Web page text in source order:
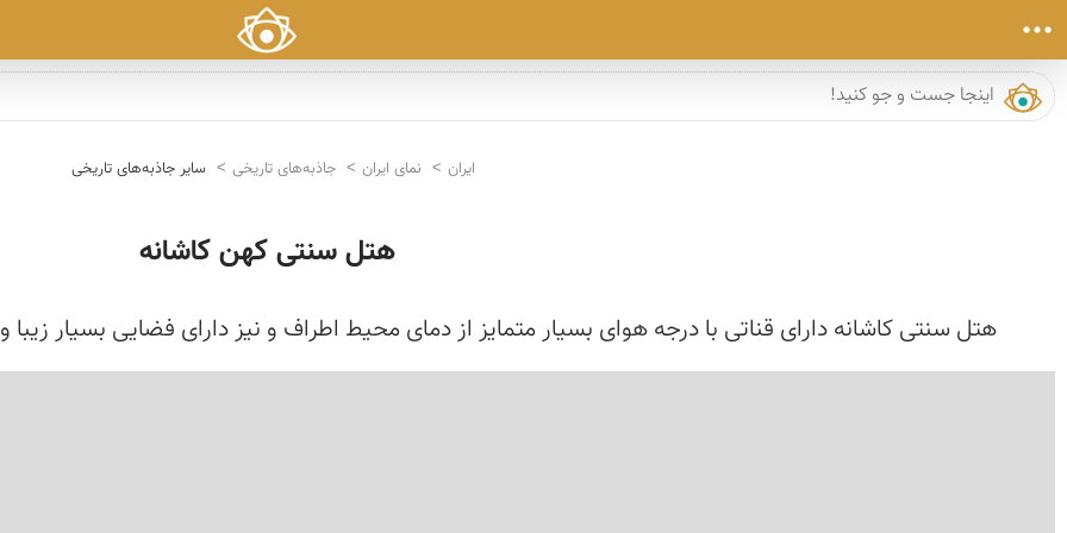
ایران نمای ایران جاذبه‌های تاریخی سایر جاذبه‌های تاریخی
هتل سنتی کهن کاشانه
هتل سنتی کاشانه دارای قناتی با درجه هوای بسیار متمایز از دمای محیط اطراف و نیز دارای فضایی بسیار